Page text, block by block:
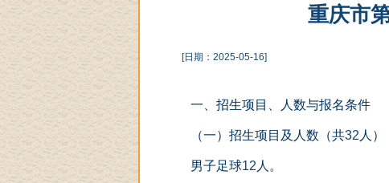
重庆市
[日期：2025-05-16]
一、招生项目、人数与报名条件
（一）招生项目及人数（共32 人）
男子足球12 人。